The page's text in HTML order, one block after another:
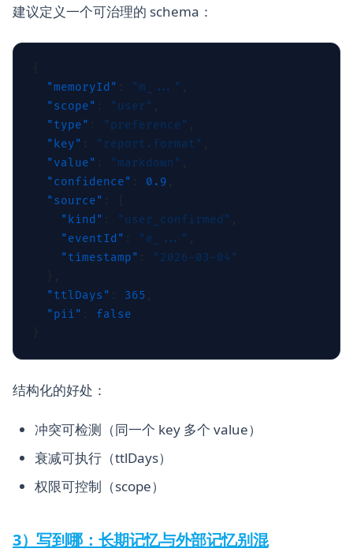
建议定义一个可治理的 schema：
  "memoryId"
"m_..."
  "scope"
"user"
  "type"
"preference"
  "key"
"report.format"
  "value"
"markdown"
  "confidence"
0.9
  "source"
    "kind"
"user_confirmed"
    "eventId"
"e_..."
    "timestamp"
  "ttlDays"
365
  "pii"
结构化的好处：
冲突可检测（同一个 key 多个 value）
衰减可执行（ttlDays）
权限可控制（scope）
3）写到哪：长期记忆与外部记忆别混